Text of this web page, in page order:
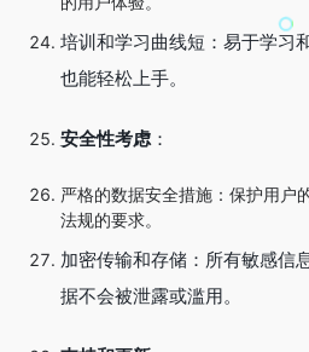
培训和学习曲线短：易于学习
也能轻松上手。
安全性考虑 ：
严格的数据安全措施：保护用户
法规的要求。
加密传输和存储：所有敏感信
据不会被泄露或滥用。